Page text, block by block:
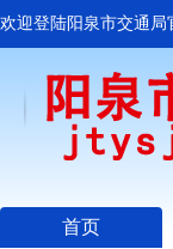
欢迎登陆阳泉市交通局
首页